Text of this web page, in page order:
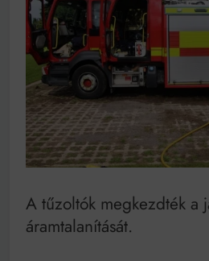
Létezik tökéletes élet: Truman is elhitte
Karinthy Frigyes: a zseni, aki
koponyájába
Ki akarsz törni. De miből?
Az öregség nem csak ránc?
Az ördög még mindig Pradát visel.
hozzá?
Mindenki a világot akarja uralni – de
as években
A tűzoltók megkezdték a
áramtalanítását.